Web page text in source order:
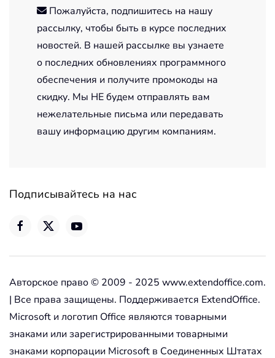
Пожалуйста, подпишитесь на нашу
рассылку, чтобы быть в курсе последних
новостей. В нашей рассылке вы узнаете
о последних обновлениях программного
обеспечения и получите промокоды на
скидку. Мы НЕ будем отправлять вам
нежелательные письма или передавать
вашу информацию другим компаниям.
Подписывайтесь на нас
Авторское право © 2009 - 2025 www.extendoffice.com.
| Все права защищены. Поддерживается ExtendOffice.
Microsoft и логотип Office являются товарными
знаками или зарегистрированными товарными
знаками корпорации Microsoft в Соединенных Штатах